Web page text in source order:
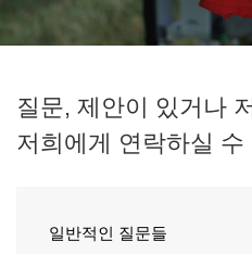
질문, 제안이 있거나
저희에게 연락하실 수
일반적인 질문들